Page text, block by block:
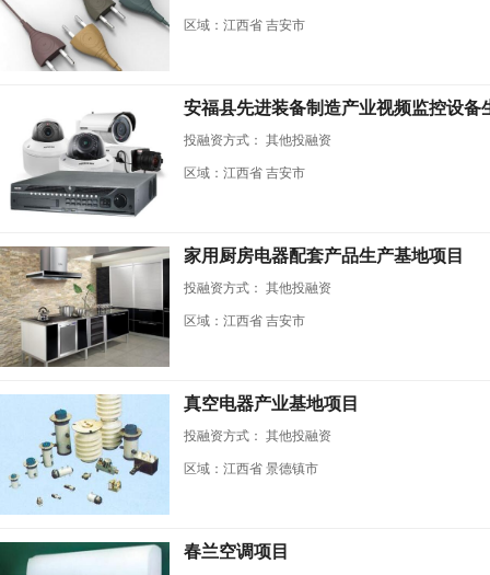
区域：江西省 吉安市
安福县先进装备制造产业视频监控设备
投融资方式： 其他投融资
区域：江西省 吉安市
家用厨房电器配套产品生产基地项目
投融资方式： 其他投融资
区域：江西省 吉安市
真空电器产业基地项目
投融资方式： 其他投融资
区域：江西省 景德镇市
春兰空调项目